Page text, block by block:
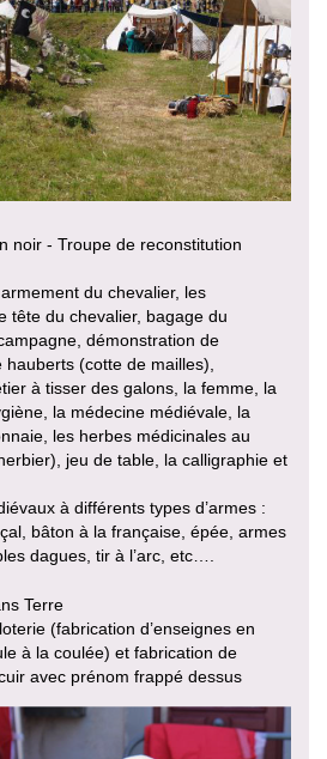
noir - Troupe de reconstitution
du chevalier, les
tête du chevalier, bagage du
démonstration de
(cotte de mailles),
à tisser des galons, la femme, la
la médecine médiévale, la
les herbes médicinales au
jeu de table, la calligraphie et
à différents types d’armes :
bâton à la française, épée, armes
dagues, tir à l’arc, etc….
Terre
(fabrication d’enseignes en
à la coulée) et fabrication de
avec prénom frappé dessus